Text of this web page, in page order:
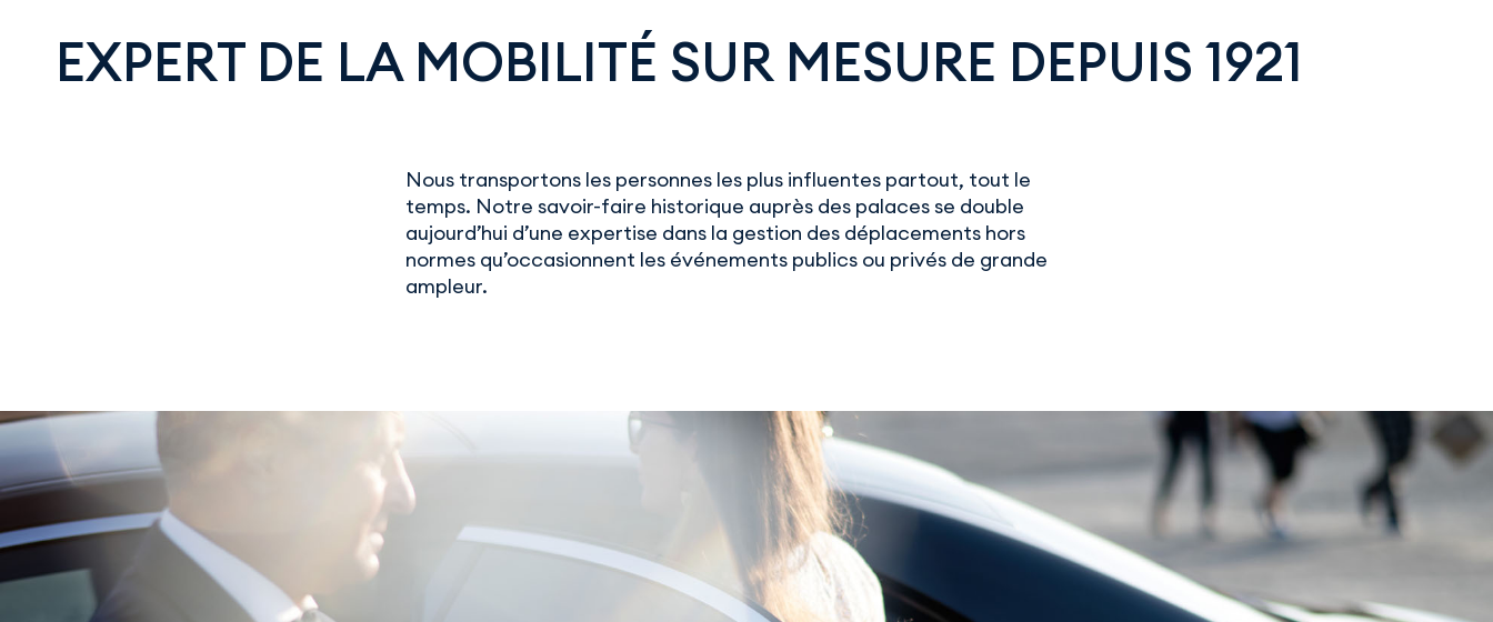
EXPERT DE LA MOBILITÉ SUR MESURE DEPUIS 1921
Nous transportons les personnes les plus influentes partout, tout le
temps. Notre savoir-faire historique auprès des palaces se double
aujourd’hui d’une expertise dans la gestion des déplacements hors
normes qu’occasionnent les événements publics ou privés de grande
ampleur.